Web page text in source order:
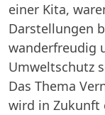
einer Kita,
Darstellungen
wanderfreudig
Umweltschutz
Das Thema
wird in Zukunft